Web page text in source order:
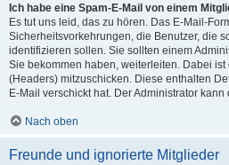
Ich habe eine Spam-E-Mail von einem
Es tut uns leid, das zu hören. Das E-Mail-
Sicherheitsvorkehrungen, die Benutzer, die
identifizieren sollen. Sie sollten einem
Sie bekommen haben, weiterleiten. Dabei
(Headers) mitzuschicken. Diese enthalten
E-Mail verschickt hat. Der Administrator
Nach oben
Freunde und ignorierte Mitglieder